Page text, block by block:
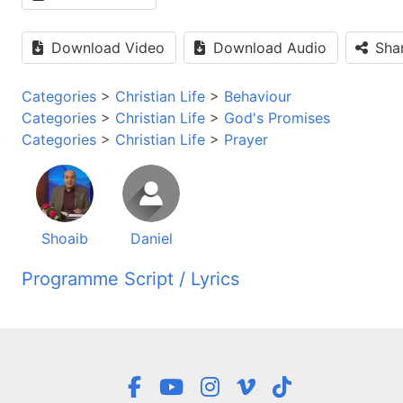
Download Video Download Audio
Categories > Christian Life > Behaviour
Categories > Christian Life > God's Promises
Categories > Christian Life > Prayer
Shoaib Daniel
Programme Script / Lyrics
گذاشته با ما تماس گرفتین یک جهان سپاس گذار هستیم.